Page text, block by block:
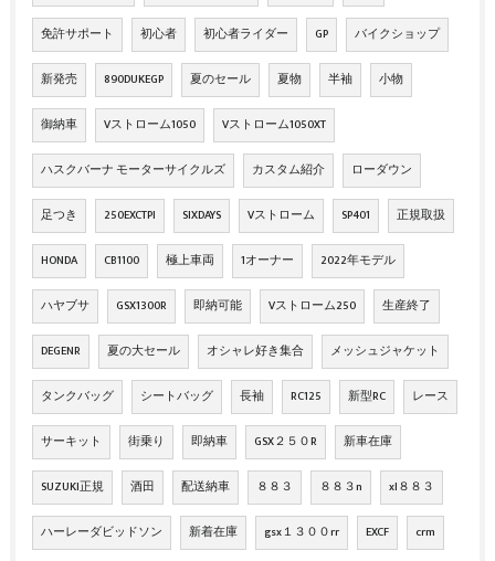
免許サポート 初心者 初心者ライダー GP バイクショップ
新発売 890DUKEGP 夏のセール 夏物 半袖 小物
御納車 Vストローム1050 Vストローム1050XT
ハスクバーナ モーターサイクルズ カスタム紹介 ローダウン
足つき 250EXCTPI SIXDAYS Vストローム SP401 正規取扱
HONDA CB1100 極上車両 1オーナー 2022年モデル
ハヤブサ GSX1300R 即納可能 Vストローム250 生産終了
DEGENR 夏の大セール オシャレ好き集合 メッシュジャケット
タンクバッグ シートバッグ 長袖 RC125 新型RC レース
サーキット 街乗り 即納車 GSX２５０R 新車在庫
SUZUKI正規 酒田 配送納車 ８８３ ８８３n xl８８３
ハーレーダビッドソン 新着在庫 gsx１３００rr EXCF crm